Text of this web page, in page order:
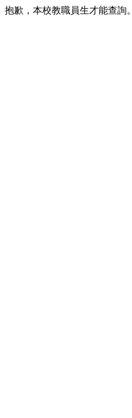
抱歉，本校教職員生才能查詢。